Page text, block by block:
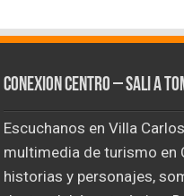
CONEXION CENTRO – Sali a
Escuchanos en Villa
multimedia de turismo en
historias y personajes,